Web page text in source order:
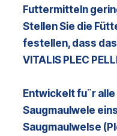
Futtermitteln
Stellen Sie die
festellen, dass
VITALIS PLEC
Entwickelt fu¨r
Saugmaulwele
Saugmaulwelse